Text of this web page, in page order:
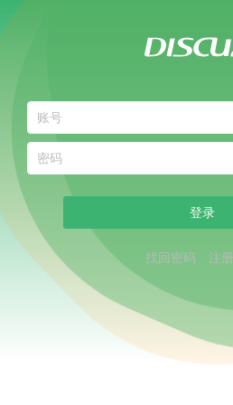
登录
找回密码 注